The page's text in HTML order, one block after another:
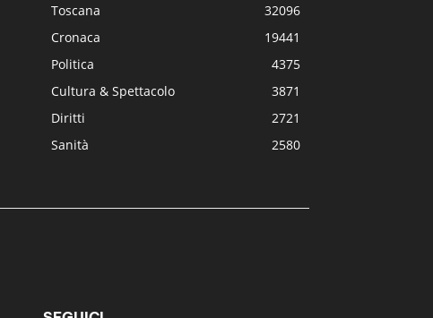
Toscana
32096
Cronaca
19441
Politica
4375
Cultura & Spettacolo
3871
Diritti
2721
Sanità
2580